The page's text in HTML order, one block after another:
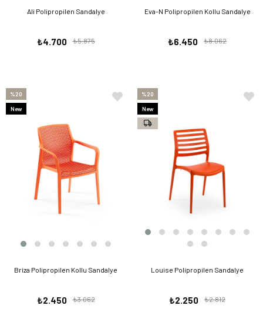
Ali Polipropilen Sandalye
₺4.700 ₺5.875
Eva-N Polipropilen Kollu Sandalye
₺6.450 ₺8.062
Briza Polipropilen Kollu Sandalye
₺2.450 ₺3.062
%20
New
Louise Polipropilen Sandalye
₺2.250 ₺2.812
%20
New
Item